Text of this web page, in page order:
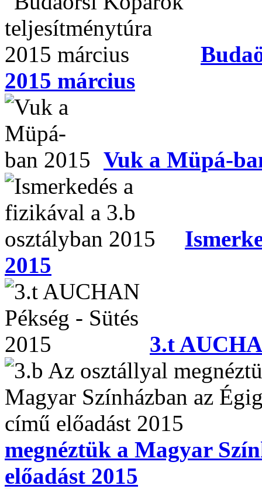
2015 március
Vuk a Müpá-
2015
3.t
megnéztük a Magyar
előadást 2015